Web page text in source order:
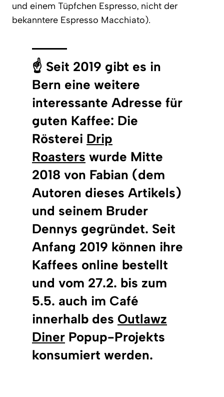
und einem Tüpfchen Espresso, nicht der
bekanntere Espresso Macchiato).
☝️ Seit 2019 gibt es in
Bern eine weitere
interessante Adresse für
guten Kaffee: Die
Rösterei Drip
Roasters wurde Mitte
2018 von Fabian (dem
Autoren dieses Artikels)
und seinem Bruder
Dennys gegründet. Seit
Anfang 2019 können ihre
Kaffees online bestellt
und vom 27.2. bis zum
5.5. auch im Café
innerhalb des Outlawz
Diner Popup-Projekts
konsumiert werden.